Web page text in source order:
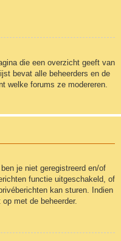
die een overzicht geeft van
bevat alle beheerders en de
welke forums ze modereren.
je niet geregistreerd en/of
functie uitgeschakeld, of
kan sturen. Indien
met de beheerder.